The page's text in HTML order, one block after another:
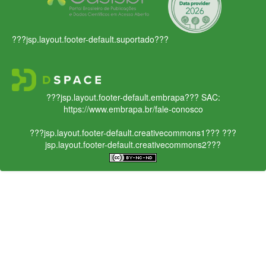
???jsp.layout.footer-default.suportado???
???jsp.layout.footer-default.embrapa??? SAC:
https://www.embrapa.br/fale-conosco
???jsp.layout.footer-default.creativecommons1??? ???
jsp.layout.footer-default.creativecommons2???